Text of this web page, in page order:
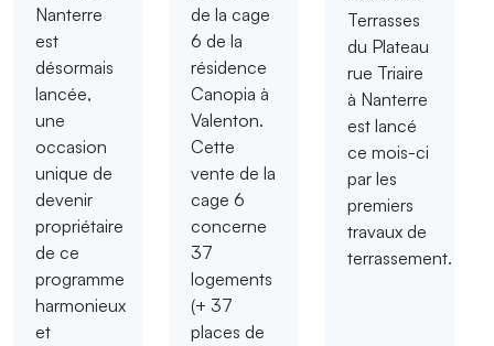
Nanterre
est
désormais
lancée,
une
occasion
unique de
devenir
propriétaire
de ce
programme
harmonieux
et
de la cage
6 de la
résidence
Canopia à
Valenton.
Cette
vente de la
cage 6
concerne
37
logements
(+ 37
places de
Terrasses
du Plateau
rue Triaire
à Nanterre
est lancé
ce mois-ci
par les
premiers
travaux de
terrassement.